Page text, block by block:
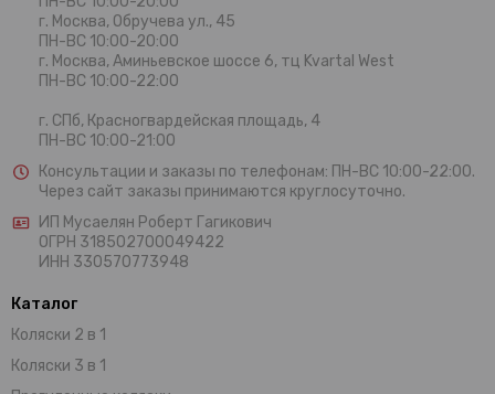
г. Москва, Обручева ул., 45
ПН-ВС 10:00-20:00
г. Москва, Аминьевское шоссе 6, тц Kvartal West
ПН-ВС 10:00-22:00
г. СПб, Красногвардейская площадь, 4
ПН-ВС 10:00-21:00
Консультации и заказы по телефонам: ПН-ВС 10:00-22:00.
Через сайт заказы принимаются круглосуточно.
ИП Мусаелян Роберт Гагикович
ОГРН 318502700049422
ИНН 330570773948
Каталог
Коляски 2 в 1
Коляски 3 в 1